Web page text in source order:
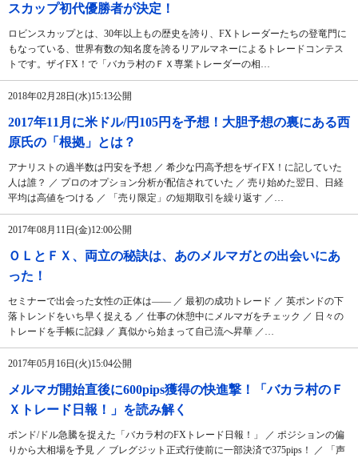
スカップ初代優勝者が決定！
ロビンスカップとは、30年以上もの歴史を誇り、FXトレーダーたちの登竜門に
もなっている、世界有数の知名度を誇るリアルマネーによるトレードコンテス
トです。ザイFX！で「バカラ村のＦＸ専業トレーダーの相…
2018年02月28日(水)15:13公開
2017年11月に米ドル/円105円を予想！大胆予想の裏にある西
原氏の「根拠」とは？
アナリストの過半数は円安を予想 ／ 希少な円高予想をザイFX！に記していた
人は誰？ ／ プロのオプション分析が配信されていた ／ 売り始めた翌日、日経
平均は高値をつける ／ 「売り限定」の短期取引を繰り返す ／…
2017年08月11日(金)12:00公開
ＯＬとＦＸ、両立の秘訣は、あのメルマガとの出会いにあ
った！
セミナーで出会った女性の正体は―― ／ 最初の成功トレード ／ 英ポンドの下
落トレンドをいち早く捉える ／ 仕事の休憩中にメルマガをチェック ／ 日々の
トレードを手帳に記録 ／ 真似から始まって自己流へ昇華 ／…
2017年05月16日(火)15:04公開
メルマガ開始直後に600pips獲得の快進撃！「バカラ村のＦ
Ｘトレード日報！」を読み解く
ポンド/ドル急騰を捉えた「バカラ村のFXトレード日報！」 ／ ポジションの偏
りから大相場を予見 ／ ブレグジット正式行使前に一部決済で375pips！ ／ 「声